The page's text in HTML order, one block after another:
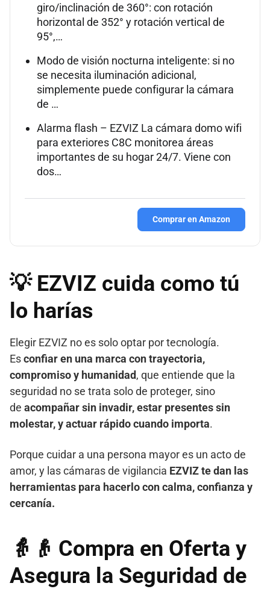
giro/inclinación de 360°: con rotación
horizontal de 352° y rotación vertical de
95°,…
Modo de visión nocturna inteligente: si no
se necesita iluminación adicional,
simplemente puede configurar la cámara
de …
Alarma flash – EZVIZ La cámara domo wifi
para exteriores C8C monitorea áreas
importantes de su hogar 24/7. Viene con
dos…
Comprar en Amazon
💡 EZVIZ cuida como tú
lo harías
Elegir EZVIZ no es solo optar por tecnología.
Esconfiar en una marca con trayectoria,
compromiso y humanidad, que entiende que la
seguridad no se trata solo de proteger, sino
de acompañar sin invadir, estar presentes sin
molestar, y actuar rápido cuando importa.
Porque cuidar a una persona mayor es un acto de
amor, y las cámaras de vigilancia EZVIZ te dan las
herramientas para hacerlo con calma, confianza y
cercanía.
👵👴 Compra en Oferta y
Asegura la Seguridad de